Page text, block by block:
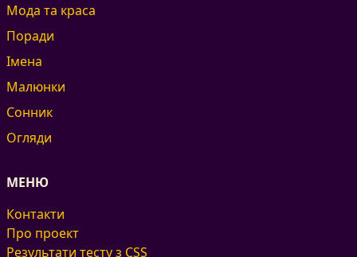
Мода та краса
Поради
Імена
Малюнки
Сонник
Огляди
МЕНЮ
Контакти
Про проект
Результати тесту з CSS